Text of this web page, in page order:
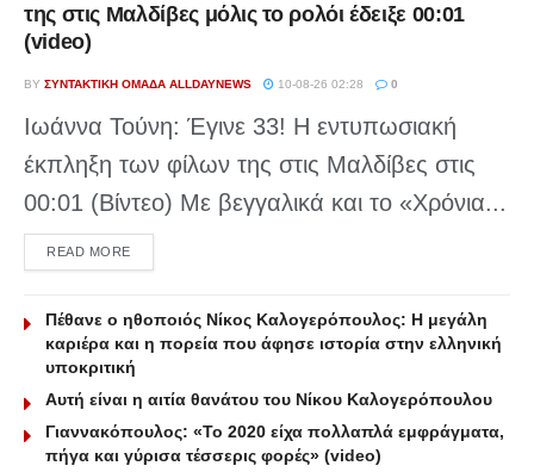
της στις Μαλδίβες μόλις το ρολόι έδειξε 00:01
(video)
BY ΣΥΝΤΑΚΤΙΚΉ ΟΜΆΔΑ ALLDAYNEWS 10-08-26 02:28 0
Ιωάννα Τούνη: Έγινε 33! Η εντυπωσιακή
έκπληξη των φίλων της στις Μαλδίβες στις
00:01 (Βίντεο) Με βεγγαλικά και το «Χρόνια...
READ MOREDETAILS
Πέθανε ο ηθοποιός Νίκος Καλογερόπουλος: Η μεγάλη
καριέρα και η πορεία που άφησε ιστορία στην ελληνική
υποκριτική
Αυτή είναι η αιτία θανάτου του Νίκου Καλογερόπουλου
Γιαννακόπουλος: «Το 2020 είχα πολλαπλά εμφράγματα,
πήγα και γύρισα τέσσερις φορές» (video)